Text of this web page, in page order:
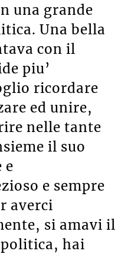
una grande
Una bella
con il
piu’
ricordare
ed unire,
nelle tante
il suo
e
e sempre
averci
si amavi il
hai